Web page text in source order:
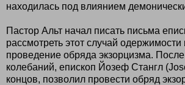
находилась под влиянием
Пастор Альт начал писать письма
рассмотреть этот случай
проведение обряда экзорцизма.
колебаний, епископ Йозеф Стангл
концов, позволил провести обряд